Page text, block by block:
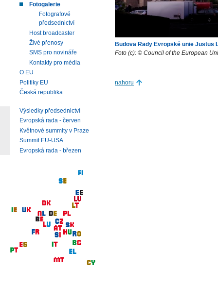
Budova Rady Evropské unie Justus
Foto (c): © Council of the European
nahoru
Fotogalerie
Fotografové
předsednictví
Host broadcaster
Živé přenosy
SMS pro novináře
Kontakty pro média
O EU
Politiky EU
Česká republika
Výsledky předsednictví
Evropská rada - červen
Květnové summity v Praze
Summit EU-USA
Evropská rada - březen